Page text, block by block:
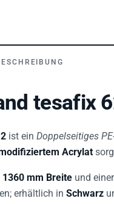
tesafix
ist ein Doppelseitiges
Acrylat
1360 mm Breite und einer
erhältlich in Schwarz